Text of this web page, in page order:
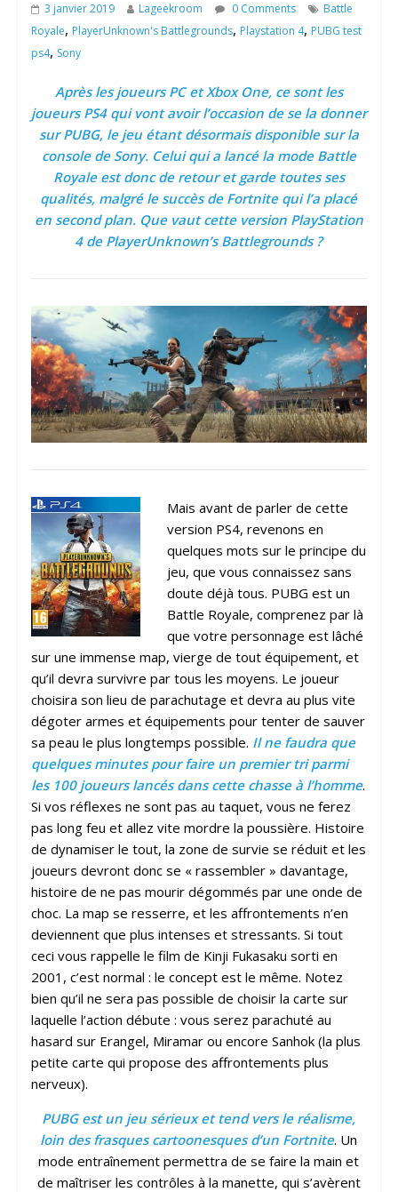
3 janvier 2019 Lageekroom 0 Comments
Battle
Royale, PlayerUnknown's Battlegrounds, Playstation 4, PUBG test
ps4, Sony
Après les joueurs PC et Xbox One, ce sont les
joueurs PS4 qui vont avoir l’occasion de se la donner
sur PUBG, le jeu étant désormais disponible sur la
console de Sony. Celui qui a lancé la mode Battle
Royale est donc de retour et garde toutes ses
qualités, malgré le succès de Fortnite qui l’a placé
en second plan. Que vaut cette version PlayStation
4 de PlayerUnknown’s Battlegrounds ?
Mais avant de parler de cette
version PS4, revenons en
quelques mots sur le principe du
jeu, que vous connaissez sans
doute déjà tous. PUBG est un
Battle Royale, comprenez par là
que votre personnage est lâché
sur une immense map, vierge de tout équipement, et
qu’il devra survivre par tous les moyens. Le joueur
choisira son lieu de parachutage et devra au plus vite
dégoter armes et équipements pour tenter de sauver
sa peau le plus longtemps possible. Il ne faudra que
quelques minutes pour faire un premier tri parmi
les 100 joueurs lancés dans cette chasse à l’homme.
Si vos réflexes ne sont pas au taquet, vous ne ferez
pas long feu et allez vite mordre la poussière. Histoire
de dynamiser le tout, la zone de survie se réduit et les
joueurs devront donc se « rassembler » davantage,
histoire de ne pas mourir dégommés par une onde de
choc. La map se resserre, et les affrontements n’en
deviennent que plus intenses et stressants. Si tout
ceci vous rappelle le film de Kinji Fukasaku sorti en
2001, c’est normal : le concept est le même. Notez
bien qu’il ne sera pas possible de choisir la carte sur
laquelle l’action débute : vous serez parachuté au
hasard sur Erangel, Miramar ou encore Sanhok (la plus
petite carte qui propose des affrontements plus
nerveux).
PUBG est un jeu sérieux et tend vers le réalisme,
loin des frasques cartoonesques d’un Fortnite. Un
mode entraînement permettra de se faire la main et
de maîtriser les contrôles à la manette, qui s’avèrent